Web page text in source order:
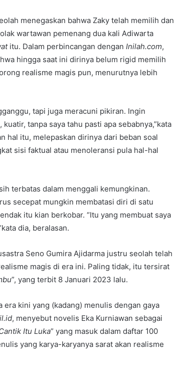
menegaskan bahwa Zaky telah memilih dan
wartawan pemenang dua kali Adiwarta
itu. Dalam perbincangan dengan Inilah.com,
hingga saat ini dirinya belum rigid memilih
realisme magis pun, menurutnya lebih
tapi juga meracuni pikiran. Ingin
tanpa saya tahu pasti apa sebabnya,”kata
hal itu, melepaskan dirinya dari beban soal
sisi faktual atau menoleransi pula hal-hal
terbatas dalam menggali kemungkinan.
secepat mungkin membatasi diri di satu
itu kian berkobar. “Itu yang membuat saya
dia, beralasan.
Seno Gumira Ajidarma justru seolah telah
magis di era ini. Paling tidak, itu tersirat
”, yang terbit 8 Januari 2023 lalu.
era kini yang (kadang) menulis dengan gaya
, menyebut novelis Eka Kurniawan sebagai
Itu Luka” yang masuk dalam daftar 100
yang karya-karyanya sarat akan realisme